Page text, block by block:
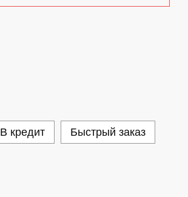
В кредит Быстрый заказ